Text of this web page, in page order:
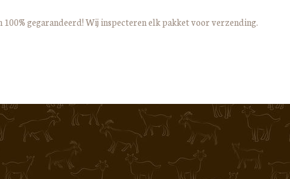
gegarandeerd! Wij inspecteren elk pakket voor verzending.